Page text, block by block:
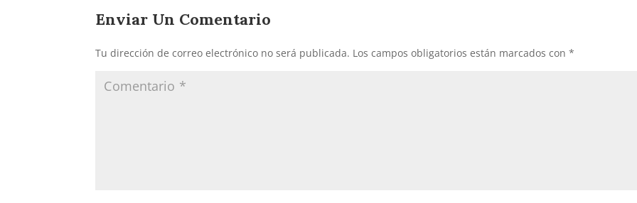
Enviar Un Comentario
Tu dirección de correo electrónico no será publicada. Los campos obligatorios están marcados con*